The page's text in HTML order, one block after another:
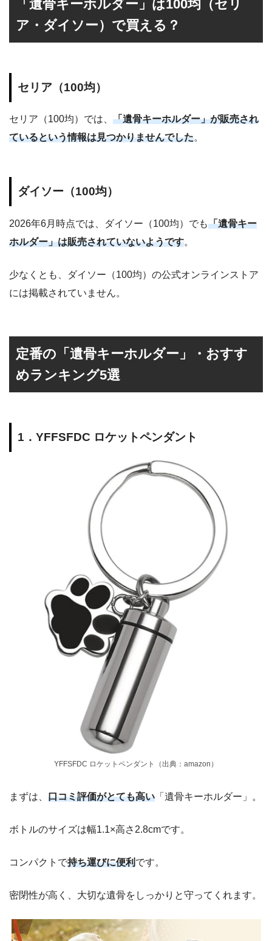
「遺骨キーホルダー」は100均（セリ
ア・ダイソー）で買える？
セリア（100均）
セリア（100均）では、 「遺骨キーホルダー」が販売され
ているという情報は見つかりませんでした。
ダイソー（100均）
2026年6月時点では、ダイソー（100均）でも「遺骨キー
ホルダー」は販売されていないようです。
少なくとも、ダイソー（100均）の公式オンラインストア
には掲載されていません。
定番の「遺骨キーホルダー」・おすす
めランキング5選
1．YFFSFDC ロケットペンダント
YFFSFDC ロケットペンダント（出典：amazon）
まずは、 口コミ評価がとても高い 「遺骨キーホルダー」。
ボトルのサイズは幅1.1×高さ2.8cmです。
コンパクトで持ち運びに便利です。
密閉性が高く、大切な遺骨をしっかりと守ってくれます。